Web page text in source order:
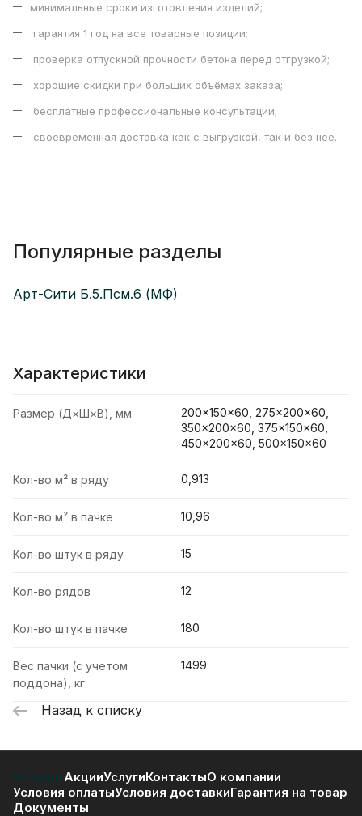
минимальные сроки изготовления изделий;
гарантия 1 год на все товарные позиции;
проверка отпускной прочности бетона перед отгрузкой;
хорошие скидки при больших объёмах заказа;
бесплатные профессиональные консультации;
своевременная доставка как с выгрузкой, так и без неё.
Популярные разделы
Арт-Сити Б.5.Псм.6 (МФ)
Характеристики
Размер (Д×Ш×В), мм
200×150×60, 275×200×60,
350×200×60, 375×150×60,
450×200×60, 500×150×60
Кол-во м² в ряду 0,913
Кол-во м² в пачке 10,96
Кол-во штук в ряду 15
Кол-во рядов 12
Кол-во штук в пачке 180
Вес пачки (с учетом
поддона), кг
1499
Назад к списку
КаталогАкцииУслугиКонтактыО компании
Условия оплатыУсловия доставкиГарантия на товар
Документы